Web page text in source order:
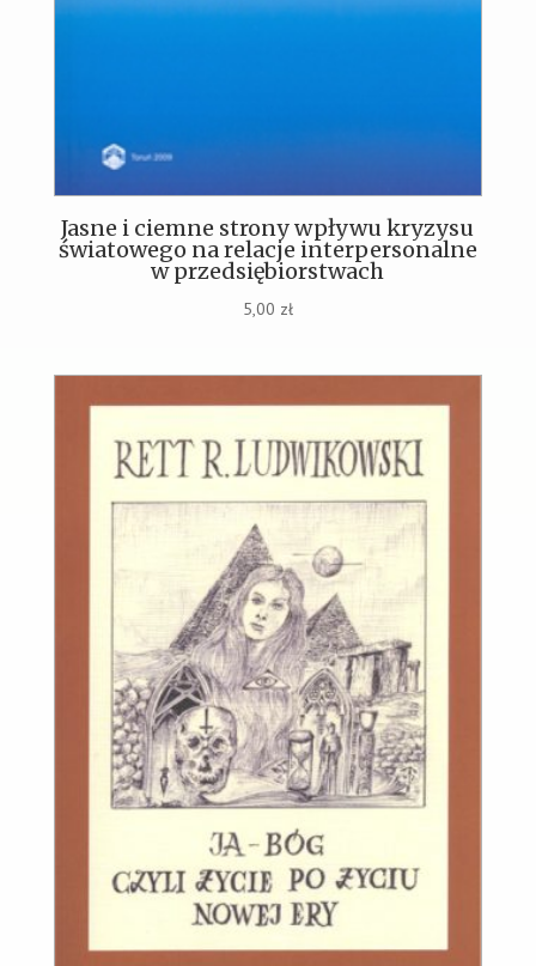
Jasne i ciemne strony wpływu kryzysu
światowego na relacje interpersonalne
w przedsiębiorstwach
5,00 zł